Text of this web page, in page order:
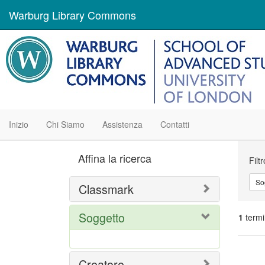
Warburg Library Commons
Inizio Chi Siamo Assistenza Contatti
1
Affina la ricerca
Classmark
Soggetto